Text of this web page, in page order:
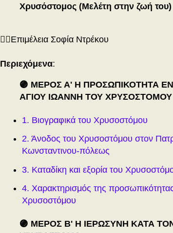
Χρυσόστομος (Μελέτη στην ζωή του)
✍🏻Επιμέλεια Σοφία Ντρέκου
Περιεχόμενα:
🟣 ΜΕΡΟΣ Α' Η ΠΡΟΣΩΠΙΚΟΤΗΤΑ
ΑΓΙΟΥ ΙΩΑΝΝΗ ΤΟΥ ΧΡΥΣΟΣΤΟΜΟΥ
1. Βιογραφικά του Χρυσοστόμου
2. Άνοδος του Χρυσοστόμου στον
Κωνσταντινου-πόλεως
3. Καταδίκη και εξορία του
4. Χαρακτηρισμός της
Χρυσοστόμου
🟣 ΜΕΡΟΣ Β' Η ΙΕΡΩΣΥΝΗ ΚΑΤΑ